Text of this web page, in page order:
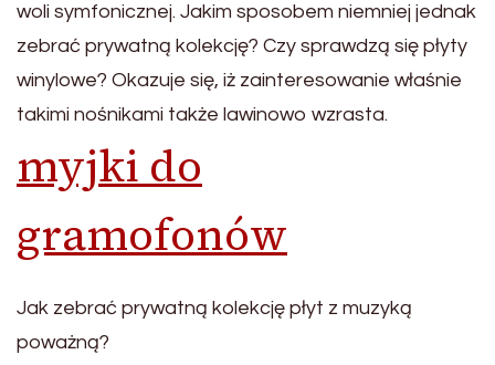
woli symfonicznej. Jakim sposobem niemniej jednak
zebrać prywatną kolekcję? Czy sprawdzą się płyty
winylowe? Okazuje się, iż zainteresowanie właśnie
takimi nośnikami także lawinowo wzrasta.
myjki do
gramofonów
Jak zebrać prywatną kolekcję płyt z muzyką
poważną?